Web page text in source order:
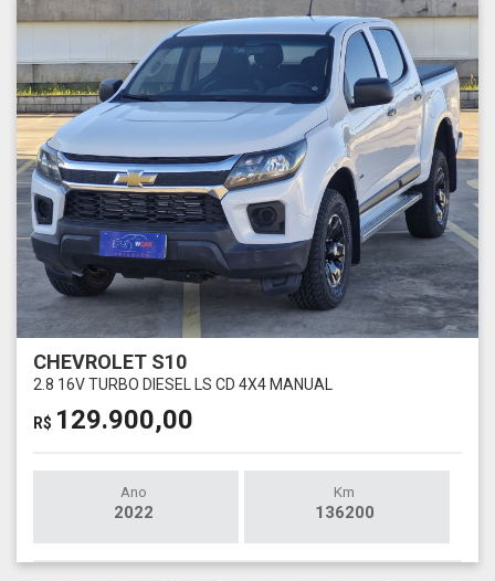
CHEVROLET S10
2.8 16V TURBO DIESEL LS CD 4X4 MANUAL
R$ 129.900,00
Ano
2022
Km
136200